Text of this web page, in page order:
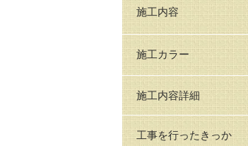
施工内容
施工カラー
施工内容詳細
工事を行ったきっか